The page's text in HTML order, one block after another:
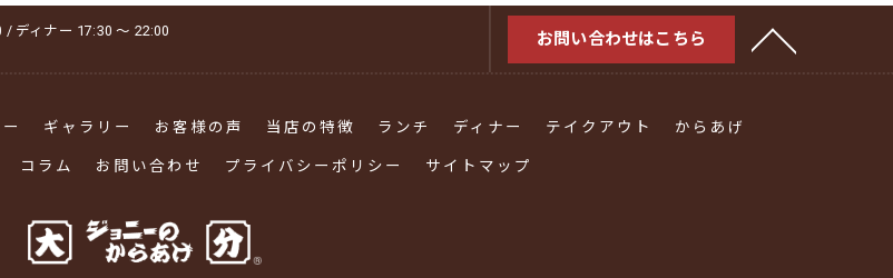
/ ディナー 17:30 ～ 22:00
お問い合わせはこちら
ギャラリー お客様の声 当店の特徴 ランチ ディナー テイクアウト からあげ
コラム お問い合わせ プライバシーポリシー サイトマップ